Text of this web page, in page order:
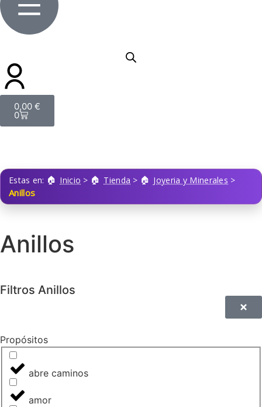
0,00 €
0
Estas en: Inicio > Tienda > Joyeria y Minerales >
Anillos
Anillos
Filtros Anillos
Propósitos
abre caminos
amor